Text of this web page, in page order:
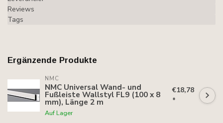
Reviews
Tags
Ergänzende Produkte
NMC
NMC Universal Wand- und
Fußleiste Wallstyl FL9 (100 x 8
mm), Länge 2 m
Auf Lager
€18,78
*